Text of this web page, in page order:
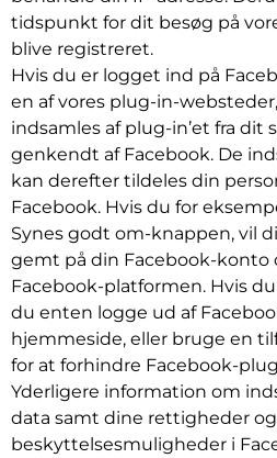
tidspunkt for dit besøg på
blive registreret.
Hvis du er logget ind på
en af vores plug-in-
indsamles af plug-in’et fra dit
genkendt af Facebook. De
kan derefter tildeles din
Facebook. Hvis du for
Synes godt om-knappen, vil
gemt på din Facebook-konto
Facebook-platformen. Hvis
du enten logge ud af
hjemmeside, eller bruge en
for at forhindre Facebook-
Yderligere information om
data samt dine rettigheder og
beskyttelsesmuligheder i